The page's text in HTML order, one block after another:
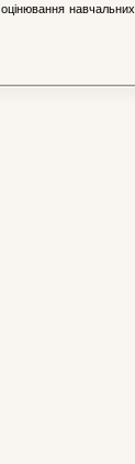
оцінювання